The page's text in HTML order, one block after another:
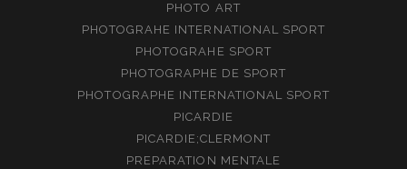
PHOTO ART
PHOTOGRAHE INTERNATIONAL SPORT
PHOTOGRAHE SPORT
PHOTOGRAPHE DE SPORT
PHOTOGRAPHE INTERNATIONAL SPORT
PICARDIE
PICARDIE;CLERMONT
PREPARATION MENTALE